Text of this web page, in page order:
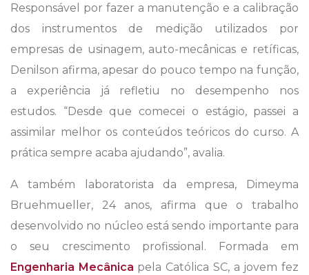
Responsável por fazer a manutenção e a calibração
dos instrumentos de medição utilizados por
empresas de usinagem, auto-mecânicas e retíficas,
Denilson afirma, apesar do pouco tempo na função,
a experiência já refletiu no desempenho nos
estudos. “Desde que comecei o estágio, passei a
assimilar melhor os conteúdos teóricos do curso. A
prática sempre acaba ajudando”, avalia.
A também laboratorista da empresa, Dimeyma
Bruehmueller, 24 anos, afirma que o trabalho
desenvolvido no núcleo está sendo importante para
o seu crescimento profissional. Formada em
Engenharia Mecânica pela Católica SC, a jovem fez